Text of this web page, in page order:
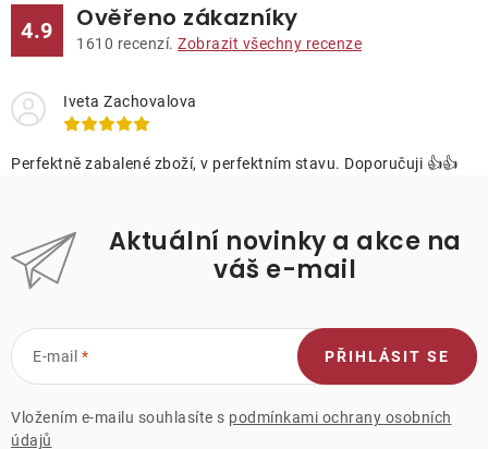
4.9 Ověřeno zákazníky
1610 recenzí. Zobrazit všechny recenze
Iveta Zachovalova
Perfektně zabalené zboží, v perfektním stavu. Doporučuji 👍👍
Aktuální novinky a akce na
váš e-mail
E-mail
Vložením e-mailu souhlasíte s podmínkami ochrany osobních
údajů
PŘIHLÁSIT SE